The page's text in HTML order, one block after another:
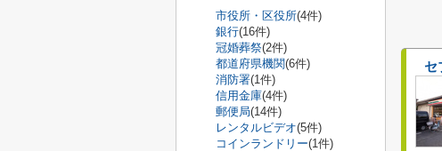
セ
市役所・区役所(4件)
銀行(16件)
冠婚葬祭(2件)
都道府県機関(6件)
消防署(1件)
信用金庫(4件)
郵便局(14件)
レンタルビデオ(5件)
コインランドリー(1件)